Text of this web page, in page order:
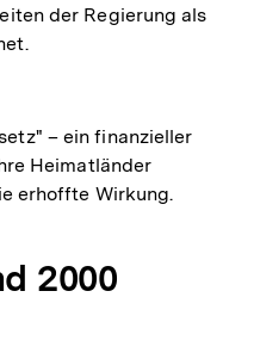
der Regierung als
– ein finanzieller
Heimatländer
erhoffte Wirkung.
2000